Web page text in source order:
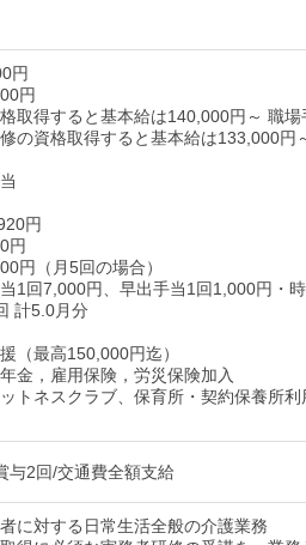
円
円
取得すると基本給は140,000円～ 職場
の資格取得すると基本給は133,000円
円
円
円（月5回の場合）
1回7,000円、早出手当1回1,000円・
計5.0月分
（最高150,000円迄）
金，雇用保険，労災保険加入
トネスクラブ、保育所・契約保養所
与2回/交通費全額支給
に対する日常生活全般の介護業務